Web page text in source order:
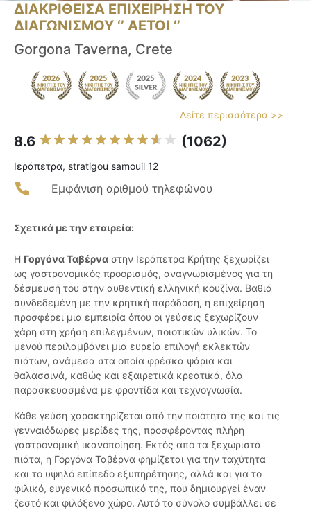
ΔΙΑΚΡΙΘΕΙΣΑ ΕΠΙΧΕΙΡΗΣΗ ΤΟΥ
ΔΙΑΓΩΝΙΣΜΟΥ ‘’ ΑΕΤΟΙ ‘’
Gorgona Taverna, Crete
Δείτε περισσότερα >>
8.6 (1062)
Ιεράπετρα, stratigou samouil 12
Εμφάνιση αριθμού τηλεφώνου
Σχετικά με την εταιρεία:
Η Γοργόνα Ταβέρνα στην Ιεράπετρα Κρήτης ξεχωρίζει
ως γαστρονομικός προορισμός, αναγνωρισμένος για τη
δέσμευσή του στην αυθεντική ελληνική κουζίνα. Βαθιά
συνδεδεμένη με την κρητική παράδοση, η επιχείρηση
προσφέρει μια εμπειρία όπου οι γεύσεις ξεχωρίζουν
χάρη στη χρήση επιλεγμένων, ποιοτικών υλικών. Το
μενού περιλαμβάνει μια ευρεία επιλογή εκλεκτών
πιάτων, ανάμεσα στα οποία φρέσκα ψάρια και
θαλασσινά, καθώς και εξαιρετικά κρεατικά, όλα
παρασκευασμένα με φροντίδα και τεχνογνωσία.
Κάθε γεύση χαρακτηρίζεται από την ποιότητά της και τις
γενναιόδωρες μερίδες της, προσφέροντας πλήρη
γαστρονομική ικανοποίηση. Εκτός από τα ξεχωριστά
πιάτα, η Γοργόνα Ταβέρνα φημίζεται για την ταχύτητα
και το υψηλό επίπεδο εξυπηρέτησης, αλλά και για το
φιλικό, ευγενικό προσωπικό της, που δημιουργεί έναν
ζεστό και φιλόξενο χώρο. Αυτό το σύνολο συμβάλλει σε